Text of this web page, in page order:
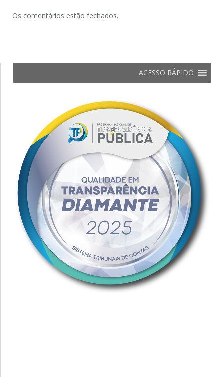
Os comentários estão fechados.
ACESSO RÁPIDO